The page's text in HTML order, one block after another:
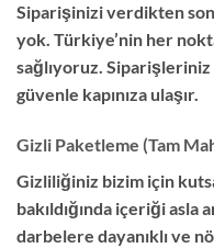
Siparişinizi verdikten
yok. Türkiye’nin her
sağlıyoruz. Siparişleriniz
güvenle kapınıza ulaşır.
Gizli Paketleme (Tam
Gizliliğiniz bizim için
bakıldığında içeriği asla
darbelere dayanıklı ve